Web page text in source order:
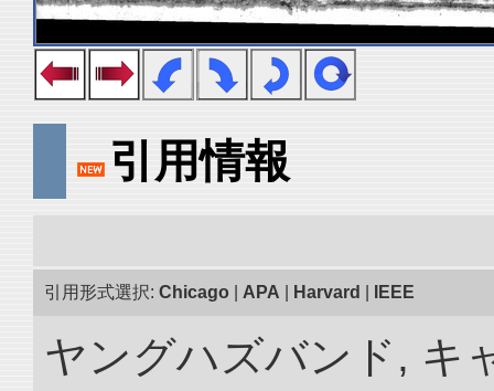
引用情報
引用形式選択: Chicago APA Harvard IEEE
ヤングハズバンド, キ